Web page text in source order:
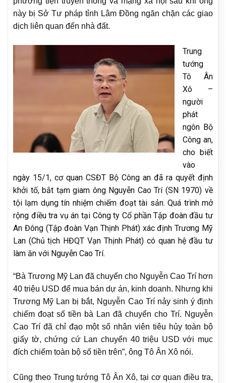
này bị Sở Tư pháp tỉnh Lâm Đồng ngăn chặn các giao
dịch liên quan đến nhà đất.
Trung
tướng
Tô Ân
Xô –
người
phát
ngôn Bộ
Công an,
cho biết
vào
ngày 15/1, cơ quan CSĐT Bộ Công an đã ra quyết định
khởi tố, bắt tạm giam ông Nguyễn Cao Trí (SN 1970) về
tội lạm dụng tín nhiệm chiếm đoạt tài sản. Quá trình mở
rộng điều tra vụ án tại Công ty Cổ phần Tập đoàn đầu tư
An Đông (Tập đoàn Vạn Thịnh Phát) xác định Trương Mỹ
Lan (Chủ tịch HĐQT Vạn Thịnh Phát) có quan hệ đầu tư
làm ăn với Nguyễn Cao Trí.
“Bà Trương Mỹ Lan đã chuyển cho Nguyễn Cao Trí hơn
40 triệu USD để mua bán dự án, kinh doanh. Nhưng khi
Trương Mỹ Lan bị bắt, Nguyễn Cao Trí nảy sinh ý định
chiếm đoạt số tiền bà Lan đã chuyển cho Trí. Nguyễn
Cao Trí đã chỉ đạo một số nhân viên tiêu hủy toàn bộ
giấy tờ, chứng cứ Lan chuyển 40 triệu USD với mục
đích chiếm toàn bộ số tiền trên”, ông Tô Ân Xô nói.
Cũng theo Trung tướng Tô Ân Xô, tại cơ quan điều tra,